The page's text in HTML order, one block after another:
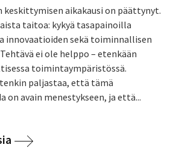
keskittymisen aikakausi on päättynyt.
taitoa: kykyä tasapainoilla
innovaatioiden sekä toiminnallisen
ei ole helppo – etenkään
toimintaympäristössä.
paljastaa, että tämä
on avain menestykseen, ja että...